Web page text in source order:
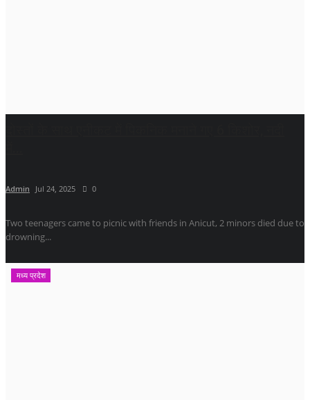
Admin Jul 24, 2025 0
Two teenagers came to picnic with friends in Anicut, 2 minors died due to
drowning...
मध्य प्रदेश